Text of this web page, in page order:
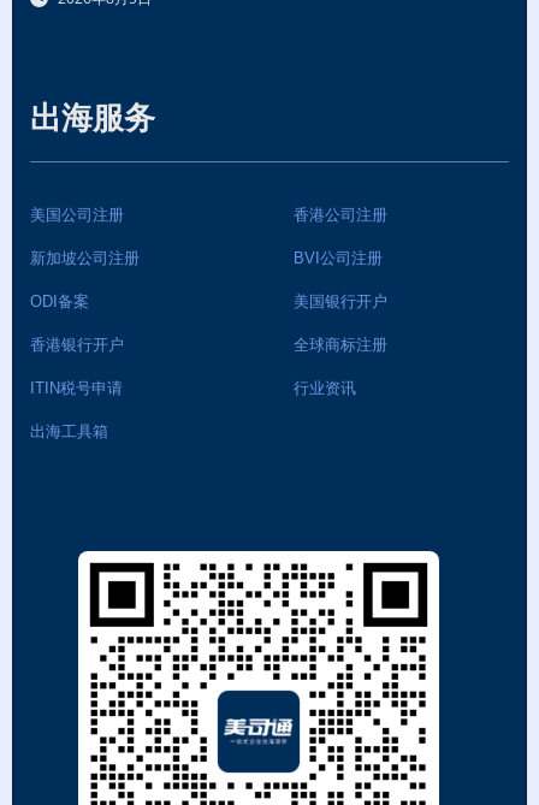
出海服务
美国公司注册 香港公司注册
新加坡公司注册 BVI公司注册
ODI备案 美国银行开户
香港银行开户 全球商标注册
ITIN税号申请 行业资讯
出海工具箱